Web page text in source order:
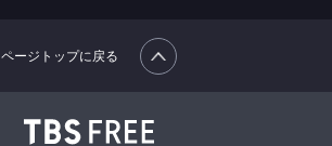
ページトップに戻る